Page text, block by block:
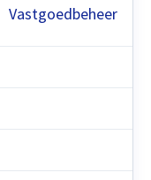
Vastgoedbeheer